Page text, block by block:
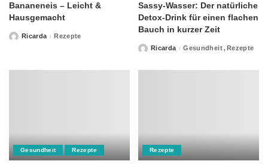
Bananeneis – Leicht &
Hausgemacht
PostedRicarda Rezepte
Sassy-Wasser: Der natürliche
Detox-Drink für einen flachen
Bauch in kurzer Zeit
PostedRicarda Gesundheit Rezepte
Gesundheit Rezepte Rezepte